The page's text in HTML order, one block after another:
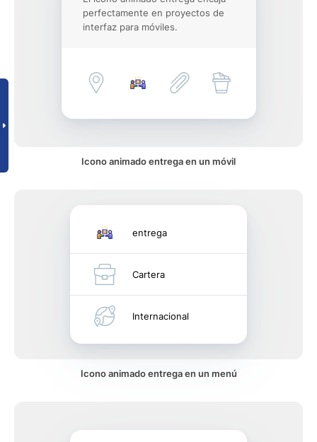
perfectamente en proyectos de
interfaz para móviles.
Icono animado entrega en un móvil
entrega
Cartera
Internacional
Icono animado entrega en un menú